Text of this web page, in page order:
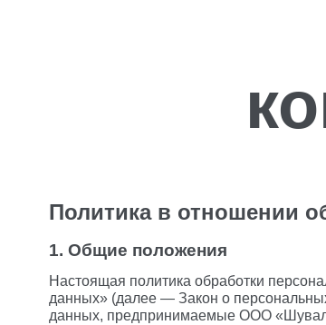
Политика в отношении
1. Общие положения
Настоящая политика обработки
данных» (далее — Закон о
данных, предпринимаемые ООО